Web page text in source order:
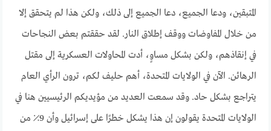
المتبقين، ودعا الجميع، دعا الجميع إلى ذلك، ولكن هذا لم يتحقق إلا
من خلال المفاوضات ووقف إطلاق النار. لقد حققتم بعض النجاحات
في إنقاذهم، ولكن بشكل مساوٍ، أدت المحاولات العسكرية إلى مقتل
الرهائن. الآن في الولايات المتحدة، أهم حليف لكم، ترون الرأي العام
يتراجع بشكل حاد. وقد سمعت العديد من مؤيديكم الرئيسيين هنا في
الولايات المتحدة يقولون إن هذا يشكل خطرًا على إسرائيل وأن 9٪ من